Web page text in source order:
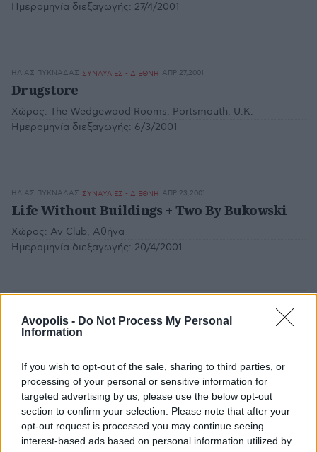
Avopolis - Do Not Process My Personal
Information
If you wish to opt-out of the sale, sharing to third parties, or
processing of your personal or sensitive information for
targeted advertising by us, please use the below opt-out
section to confirm your selection. Please note that after your
opt-out request is processed you may continue seeing
interest-based ads based on personal information utilized by
Ημερομηνία διεξαγωγής: 27/4/2001
ΗΛΊΑΣ ΠΥΚΝΆΔΑΣ ΣΥΝΑΥΛΙΕΣ - ΔΙΕΘΝΗ ΑΠΡ 27,2001
Drugstore
Χώρος: The Wedgewood Rooms, Portsmouth, U.K.
Ημερομηνία διεξαγωγής: 6/3/2001
ΗΛΊΑΣ ΠΥΚΝΆΔΑΣ ΣΥΝΑΥΛΙΕΣ - ΔΙΕΘΝΗ ΑΠΡ 23,2001
Life Without Buildings + Two By Bukowski
Χώρος: Αν Club, Αθήνα
Ημερομηνία διεξαγωγής: 20/4/2001
My Vitriol + Mo*Ho*Bish*O*Pi + Thirteen:13
Ημερομηνία διεξαγωγής: 25/2/2001
ΝΑΤΆΣΑ ΠΑΠΑΘΩΜΆ ΣΥΝΑΥΛΙΕΣ - ΕΛΛΗΝΙΚΑ ΑΠΡ 12,2001